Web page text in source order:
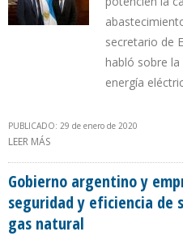
secretario de
habló sobre
energía
PUBLICADO: 29 de enero de 2020
LEER MÁS
Gobierno argentino y
seguridad y eficiencia de
gas natural